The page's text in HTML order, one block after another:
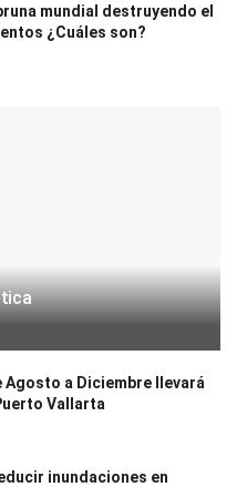
mundial destruyendo el
¿Cuáles son?
a Diciembre llevará
Vallarta
inundaciones en